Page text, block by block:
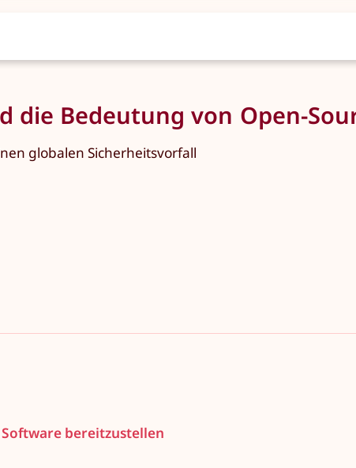
die Bedeutung von Open-
globalen Sicherheitsvorfall
bereitzustellen